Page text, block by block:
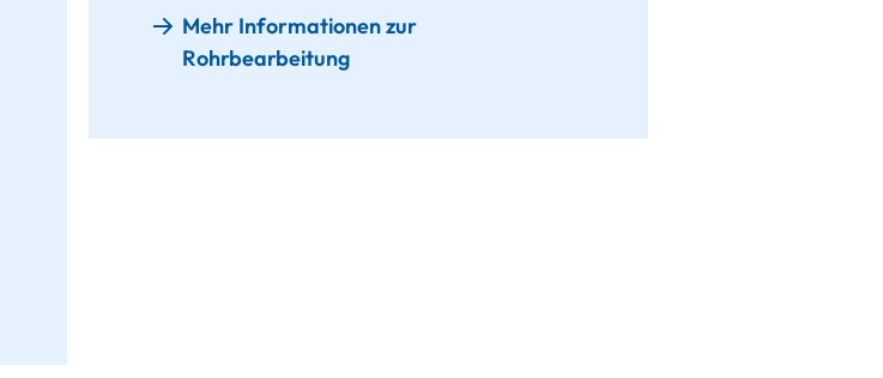
Mehr Informationen zur
Rohrbearbeitung